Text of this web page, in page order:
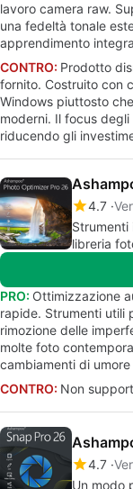
lavoro camera raw.
una fedeltà tonale
apprendimento
CONTRO: Prodotto
fornito. Costruito con
Windows piuttosto
moderni. Il focus
riducendo gli
4.7
Strumenti
libreria
PRO: Ottimizzazione
rapide. Strumenti utili
rimozione delle
molte foto
cambiamenti di
CONTRO: Non
4.7
Un modo